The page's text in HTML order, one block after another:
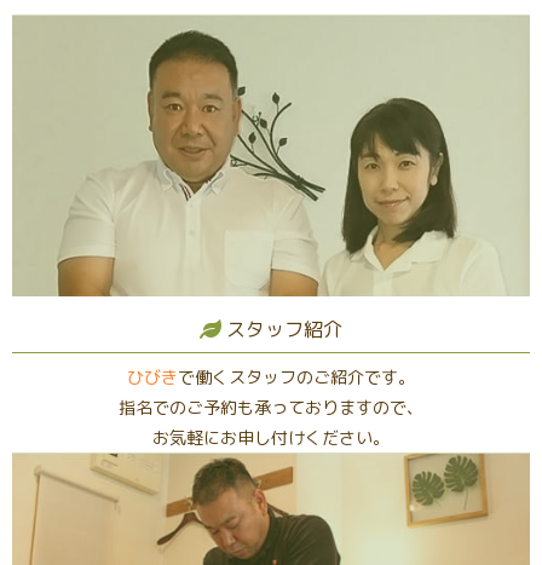
スタッフ紹介
ひびきで働くスタッフのご紹介です。
指名でのご予約も承っておりますので、
お気軽にお申し付けください。